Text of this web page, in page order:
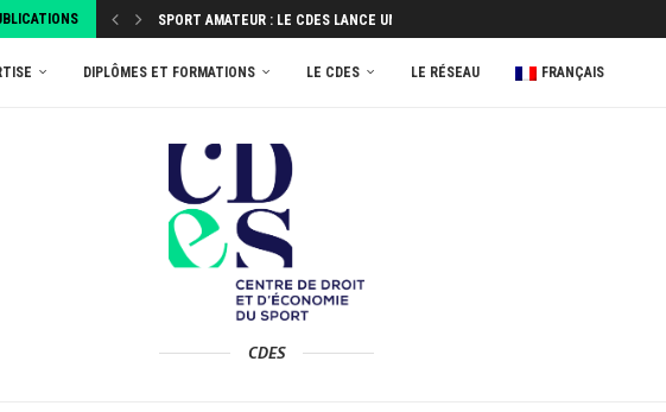
SPORT AMATEUR : LE CDES LANCE UNE ENQUÊTE...
DIPLÔMES ET FORMATIONS LE CDES LE RÉSEAU FRANÇAIS
CDES